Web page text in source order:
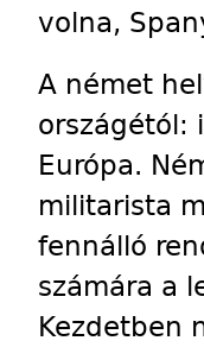
volna,
A német
országétól:
Európa.
militarista
fennálló
számára a
Kezdetben